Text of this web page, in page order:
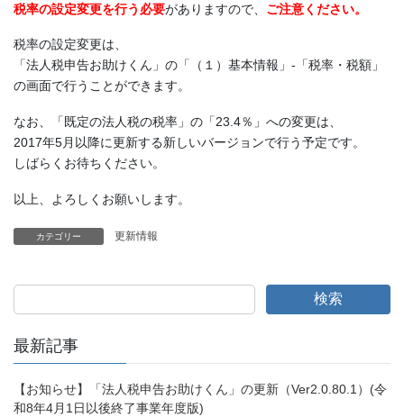
税率の設定変更を行う必要がありますので、 ご注意ください。
税率の設定変更は、
「法人税申告お助けくん」の「（１）基本情報」-「税率・税額」
の画面で行うことができます。
なお、「既定の法人税の税率」の「23.4％」への変更は、
2017年5月以降に更新する新しいバージョンで行う予定です。
しばらくお待ちください。
以上、よろしくお願いします。
カテゴリー 更新情報
検索
最新記事
【お知らせ】「法人税申告お助けくん」の更新（Ver2.0.80.1）(令
和8年4月1日以後終了事業年度版)